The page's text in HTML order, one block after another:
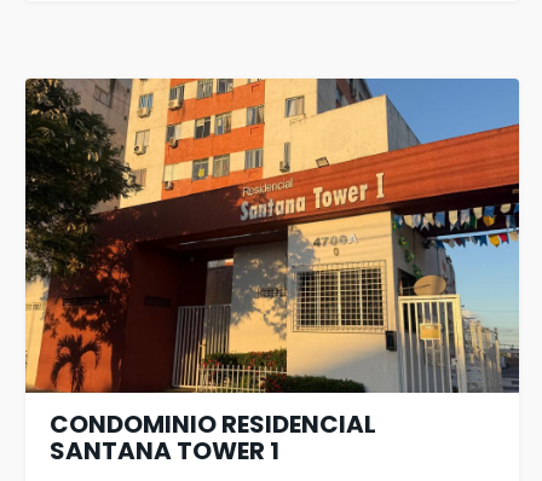
CONDOMINIO RESIDENCIAL
SANTANA TOWER 1